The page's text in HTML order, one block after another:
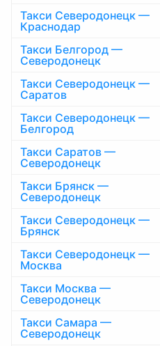
Такси Северодонецк —
Краснодар
Такси Белгород —
Северодонецк
Такси Северодонецк —
Саратов
Такси Северодонецк —
Белгород
Такси Саратов —
Северодонецк
Такси Брянск —
Северодонецк
Такси Северодонецк —
Брянск
Такси Северодонецк —
Москва
Такси Москва —
Северодонецк
Такси Самара —
Северодонецк